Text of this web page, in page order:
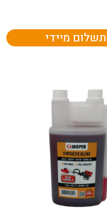
מיידי